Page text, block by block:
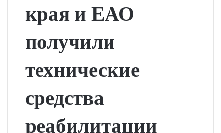
края и ЕАО
получили
технические
средства
реабилитации